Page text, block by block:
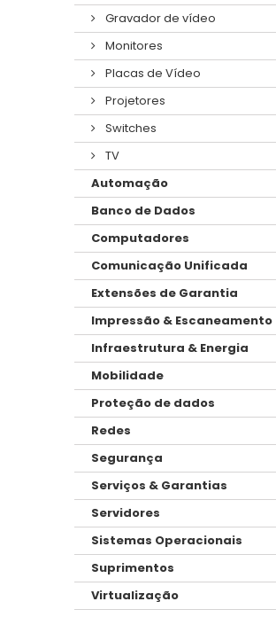
Gravador de vídeo
Monitores
Placas de Vídeo
Projetores
Switches
TV
Automação
Banco de Dados
Computadores
Comunicação Unificada
Extensões de Garantia
Impressão & Escaneamento
Infraestrutura & Energia
Mobilidade
Proteção de dados
Redes
Segurança
Serviços & Garantias
Servidores
Sistemas Operacionais
Suprimentos
Virtualização